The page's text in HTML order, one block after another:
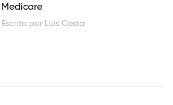
Medicare
Escrito por Luis Costa